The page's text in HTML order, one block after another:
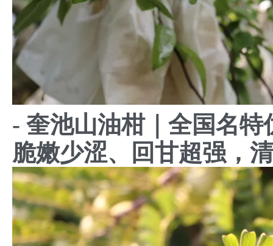
- 奎池山油柑｜全国名
脆嫩少涩、回甘超强，